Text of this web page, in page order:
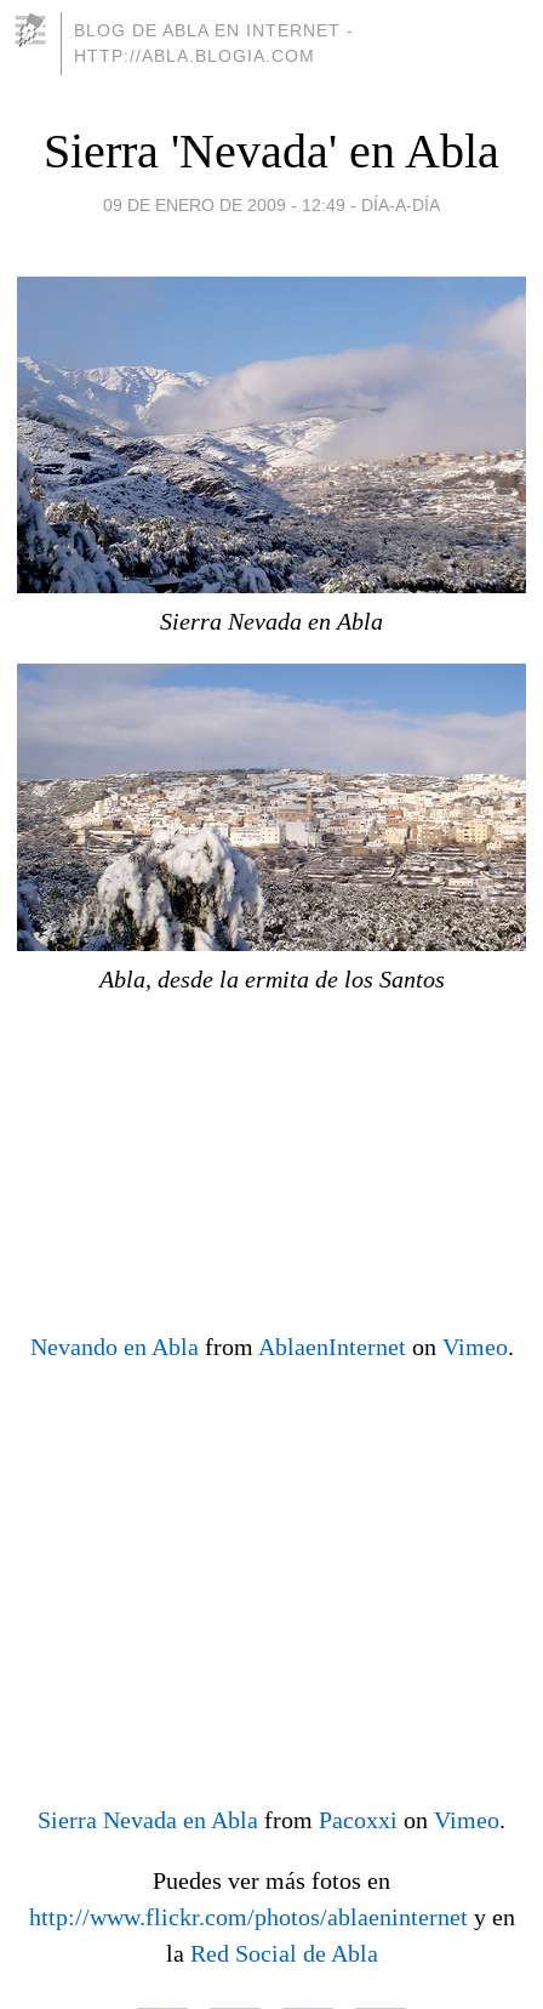
BLOG DE ABLA EN INTERNET -
HTTP://ABLA.BLOGIA.COM
Sierra 'Nevada' en Abla
09 DE ENERO DE 2009 - 12:49 - DÍA-A-DÍA
Sierra Nevada en Abla
Abla, desde la ermita de los Santos
Nevando en Abla from AblaenInterneton Vimeo.
Sierra Nevada en Abla from Pacoxxi on Vimeo.
Puedes ver más fotos en
http://www.flickr.com/photos/ablaeninternety en
la Red Social de Abla